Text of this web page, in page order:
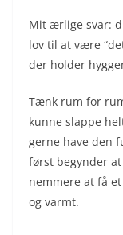
Mit ærlige svar:
lov til at være
der holder
Tænk rum for
kunne slappe
gerne have den
først begynder
nemmere at få
og varmt.